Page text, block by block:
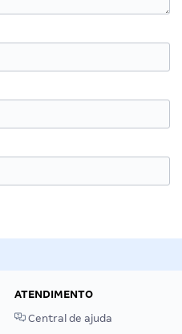
ATENDIMENTO
Central de ajuda